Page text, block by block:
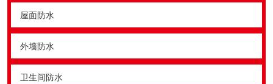
屋面防水
外墙防水
卫生间防水